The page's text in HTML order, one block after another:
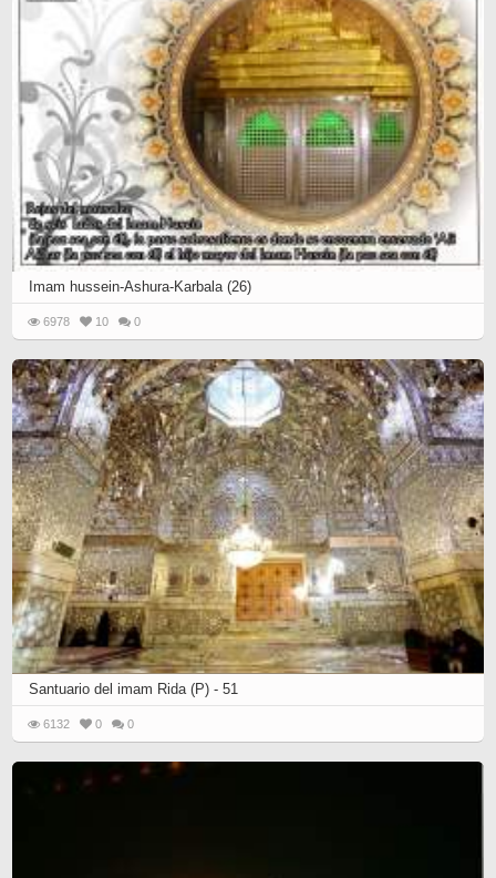
Imam hussein-Ashura-Karbala (26)
6978 10 0
Santuario del imam Rida (P) - 51
6132 0 0